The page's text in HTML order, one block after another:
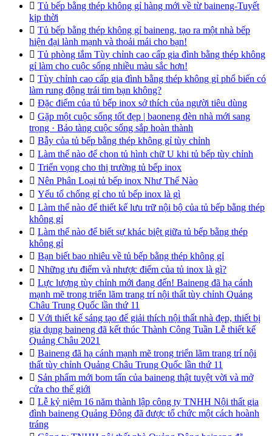
 Tủ bếp bằng thép không gỉ hàng mới về từ baineng-Tuyết
kịp thời
 Tủ bếp bằng thép không gỉ baineng, tạo ra một nhà bếp
hiện đại lành mạnh và thoải mái cho bạn!
 Tủ phòng tắm Tùy chỉnh cao cấp gia đình bằng thép không
gỉ làm cho cuộc sống nhiều màu sắc hơn!
 Tùy chỉnh cao cấp gia đình bằng thép không gỉ phổ biến có
làm rung động trái tim bạn không?
 Đặc điểm của tủ bếp inox sở thích của người tiêu dùng
 Gặp một cuộc sống tốt đẹp | baoneng đèn nhà mới sang
trọng · Bảo tàng cuộc sống sắp hoàn thành
 Bẫy của tủ bếp bằng thép không gỉ tùy chỉnh
 Làm thế nào để chọn tủ hình chữ U khi tủ bếp tùy chỉnh
 Triển vọng cho thị trường tủ bếp inox
 Nên Phân Loại tủ bếp inox Như Thế Nào
 Yếu tố chống gỉ cho tủ bếp inox là gì
 Làm thế nào để thiết kế lưu trữ nội bộ của tủ bếp bằng thép
không gỉ
 Làm thế nào để biết sự khác biệt giữa tủ bếp bằng thép
không gỉ
 Bạn biết bao nhiêu về tủ bếp bằng thép không gỉ
 Những ưu điểm và nhược điểm của tủ inox là gì?
 Lực lượng tùy chỉnh mới đang đến! Baineng đã hạ cánh
mạnh mẽ trong triển lãm trang trí nội thất tùy chỉnh Quảng
Châu Trung Quốc lần thứ 11
 Với thiết kế sáng tạo để giải thích nội thất nhà đẹp, thiết bị
gia dụng baineng đã kết thúc Thành Công Tuần Lễ thiết kế
Quảng Châu 2021
 Baineng đã hạ cánh mạnh mẽ trong triển lãm trang trí nội
thất tùy chỉnh Quảng Châu Trung Quốc lần thứ 11
 Sản phẩm mới bom tấn của baineng thật tuyệt vời và mở
cửa cho thế giới
 Lễ kỷ niệm 16 năm thành lập công ty TNHH Nội thất gia
đình baineng Quảng Đông đã được tổ chức một cách hoành
tráng